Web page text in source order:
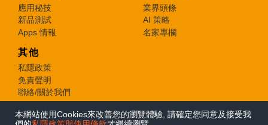
本網站使用Cookies來改善您的瀏覽體驗, 請確定您同意及接受我
應用秘技
新品測試
Apps 情報
業界頭條
AI 策略
名家專欄
其他
私隱政策
免責聲明
聯絡/關於我們
© 2026 e-zone. All Rights Reserved.